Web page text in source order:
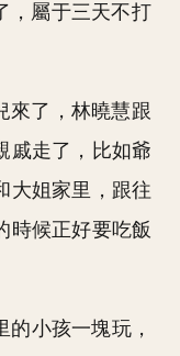
，屬于三天不打
來了，林曉慧跟
戚走了，比如爺
大姐家里，跟往
時候正好要吃飯
的小孩一塊玩，